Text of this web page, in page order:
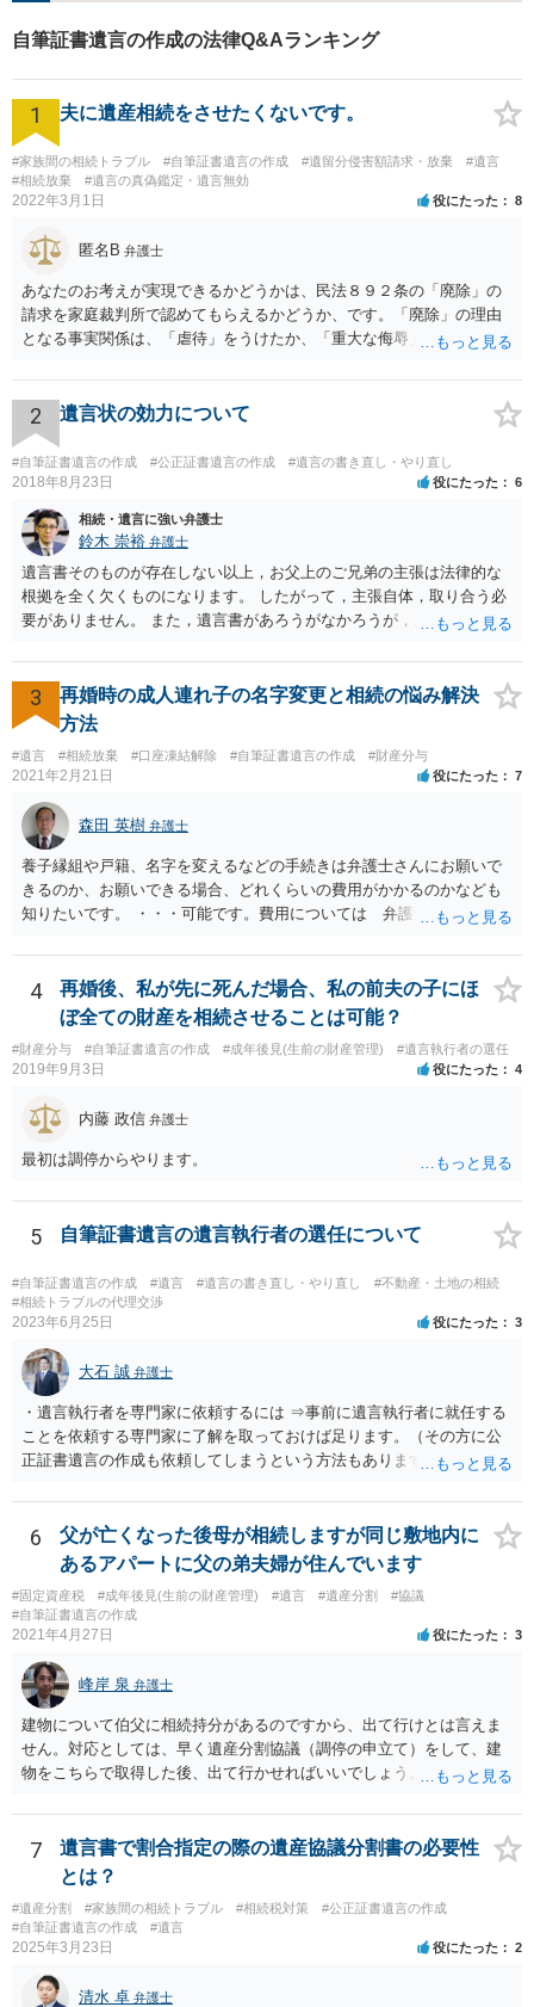
自筆証書遺言の作成の法律Q&Aランキング
1 夫に遺産相続をさせたくないです。
#家族間の相続トラブル #自筆証書遺言の作成 #遺留分侵害額請求・放棄
#遺言
#相続放棄
#遺言の真偽鑑定・遺言無効
2022年3月1日 役にたった 8
匿名B 弁護士
あなたのお考えが実現できるかどうかは、民法８９２条の「廃除」の
請求を家庭裁判所で認めてもらえるかどうか、です。「廃除」の理由
となる事実関係は、「虐待」をうけたか、「重大な侮辱」を受けた
「廃除」は遺言でも可能です（民法８９３条）。 弁護士に具体的な事
情を話して相談して、「廃除」が可能か、実際に法律相談を受けるこ
とをお勧めします。
2 遺言状の効力について
#自筆証書遺言の作成 #公正証書遺言の作成 #遺言の書き直し・やり直し
2018年8月23日 役にたった 6
相続・遺言に強い弁護士
鈴木 崇裕 弁護士
遺言書そのものが存在しない以上，お父上のご兄弟の主張は法律的な
根拠を全く欠くものになります。 したがって，主張自体，取り合う必
要がありません。 また，遺言書があろうがなかろうが，お父上のご兄
ご回答にもありますが， 代理人弁護士をたてて，その弁護士から相手
方に対して， ・相続に関する主張は法的根拠がなく，一切応じないこ
と ・今後一切の連絡をしてこないでほしいこと ・連絡を継続してくる
ようであれば警察への通報や法的措置も辞さないこと などを記載した
書面を発送してもらうことがよろしいように思います。
3
再婚時の成人連れ子の名字変更と相続の悩み解決
方法
#遺言 #相続放棄 #口座凍結解除 #自筆証書遺言の作成 #財産分与
2021年2月21日 役にたった 7
森田 英樹 弁護士
養子縁組や戸籍、名字を変えるなどの手続きは弁護士さんにお願いで
きるのか、お願いできる場合、どれくらいの費用がかかるのかなども
知りたいです。 ・・・可能です。費用については 弁護士と直接面談
ています。 やはり、成人した子のことまでごちゃごちゃ考えず、自分
の事だけ考えるべきなのでしょうか ・・・お子さんの事をまで含め良
い解決案があればお悩みになるのは当然と言えば当然のことです。 彼
と親子関係を結びたいと思っているが、名字は変えたくない・・・養
子縁組の必要があり 氏も変更することになります。 しかし 彼は成人
しているとは言え、自分の子と私の連れ子、全て平等にしたいと希
望。もちろん私もそうできればと思います。 ・・・婚姻前の契約 あ
るいは 遺言書などで その意思を実現する方法はあります。 弁護
士に相談してみてください。
4
再婚後、私が先に死んだ場合、私の前夫の子にほ
ぼ全ての財産を相続させることは可能？
#財産分与 #自筆証書遺言の作成 #成年後見(生前の財産管理) #遺言執行者の選任
2019年9月3日 役にたった 4
内藤 政信 弁護士
最初は調停からやります。
5 自筆証書遺言の遺言執行者の選任について
#自筆証書遺言の作成 #遺言 #遺言の書き直し・やり直し
#不動産・土地の相続
#相続トラブルの代理交渉
2023年6月25日 役にたった 3
大石 誠 弁護士
・遺言執行者を専門家に依頼するには ⇒事前に遺言執行者に就任する
ことを依頼する専門家に了解を取っておけば足ります。（その方に公
正証書遺言の作成も依頼してしまうという方法もあります） 事前に了
ません。 遺言執行者に就任し、遺言執行が完了したときの報酬だけ、
弁護士費用としてかかります。 ・亡くなった際に、法務局に預けた自
筆証書遺言の存在を親族がなかったものにされる可能性 ⇒自筆の遺言
書を法務局に保管した場合、死亡後、法務局に遺言書の有無を照会す
ることになりますので、「法務局に預けた自筆証書遺言の存在を親族
がなかったもの」にすることはできません。 存在をなかったものにす
がありえますが、その予防方法は、遺言者と面談してみないと判断が
難しいです。
6
父が亡くなった後母が相続しますが同じ敷地内に
あるアパートに父の弟夫婦が住んでいます
#固定資産税 #成年後見(生前の財産管理) #遺言 #遺産分割
#協議
#自筆証書遺言の作成
2021年4月27日 役にたった 3
峰岸 泉 弁護士
建物について伯父に相続持分があるのですから、出て行けとは言えま
せん。対応としては、早く遺産分割協議（調停の申立て）をして、建
物をこちらで取得した後、出て行かせればいいでしょう。 建物の固定
っていない部分については請求すればいいと思います。 なお、家賃に
ついては、お父様自身が遺産分割手続をしなかったのですから、あき
らめるしかないと思います。
7
遺言書で割合指定の際の遺産協議分割書の必要性
とは？
#遺産分割 #家族間の相続トラブル #相続税対策
#公正証書遺言の作成
#自筆証書遺言の作成
#遺言
2025年3月23日 役にたった 2
清水 卓 弁護士